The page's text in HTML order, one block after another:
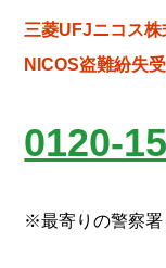
三菱UFJニコス株
NICOS盗難紛失
0120-
※最寄りの警察署